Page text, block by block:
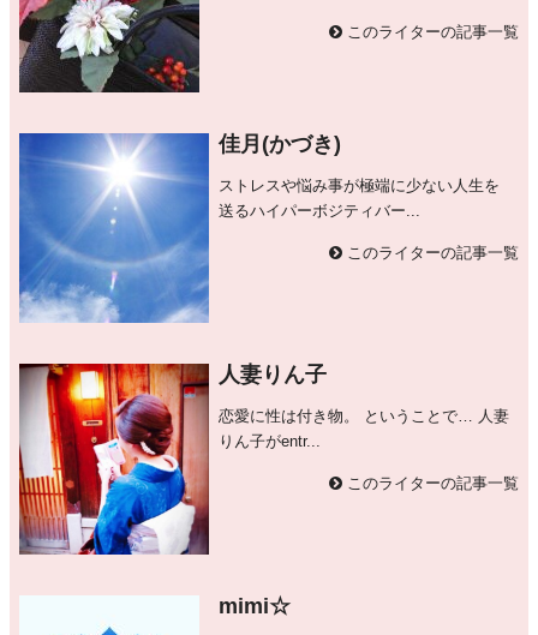
このライターの記事一覧
佳月(かづき)
ストレスや悩み事が極端に少ない人生を
送るハイパーボジティバー...
このライターの記事一覧
人妻りん子
恋愛に性は付き物。 ということで… 人妻
りん子がentr...
このライターの記事一覧
mimi☆